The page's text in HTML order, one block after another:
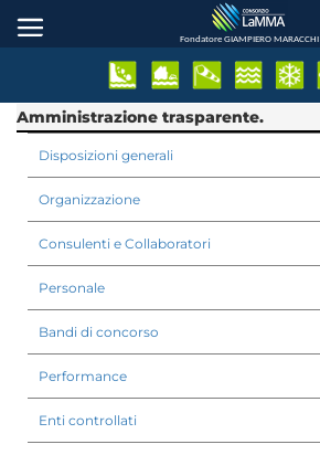
Fondatore GIAMPIERO MARACCHI
Amministrazione trasparente.
Disposizioni generali
Organizzazione
Consulenti e Collaboratori
Personale
Bandi di concorso
Performance
Enti controllati